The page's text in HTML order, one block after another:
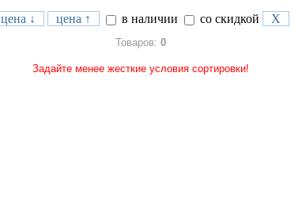
цена ↓ цена ↑ в наличии со скидкой X
Товаров: 0
Задайте менее жесткие условия сортировки!